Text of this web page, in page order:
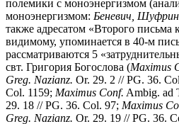
полемики с моноэнергизмом
моноэнергизмом: Беневич,
также адресатом «Второго
видимому, упоминается в 40-м
рассматриваются 5
свт. Григория Богослова (Maximus
Greg. Nazianz. Оr. 29. 2 // PG. 36.
Col. 1159; Maximus Conf. Ambig. ad
29. 18 // PG. 36. Col. 97; Maximus
Greg. Nazianz. Оr. 29. 19 // PG. 36.